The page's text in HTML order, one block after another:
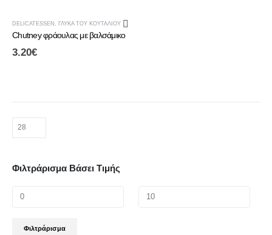
DELICATESSEN , ΓΛΥΚΆ ΤΟΥ ΚΟΥΤΑΛΙΟΎ & CHUTNEY
Chutney φράουλας με βαλσάμικο
3.20€
Φιλτράρισμα Βάσει Τιμής
Φιλτράρισμα